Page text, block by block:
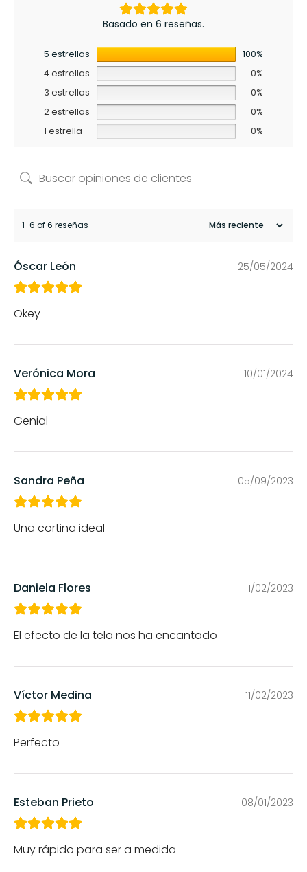
Basado en 6 reseñas.
5 estrellas
100%
4 estrellas
0%
3 estrellas
0%
2 estrellas
0%
1 estrella
0%
1-6 of 6 reseñas
Óscar León 25/05/2024
Okey
Verónica Mora 10/01/2024
Genial
Sandra Peña 05/09/2023
Una cortina ideal
Daniela Flores 11/02/2023
El efecto de la tela nos ha encantado
Víctor Medina 11/02/2023
Perfecto
Esteban Prieto 08/01/2023
Muy rápido para ser a medida